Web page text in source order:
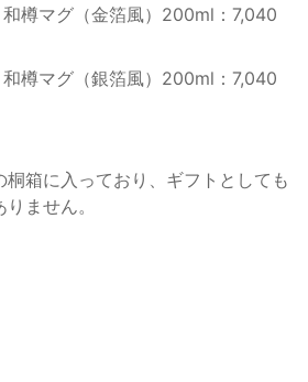
樽マグ（金箔風）200ml：7,040
樽マグ（銀箔風）200ml：7,040
桐箱に入っており、ギフトとしても
ません。